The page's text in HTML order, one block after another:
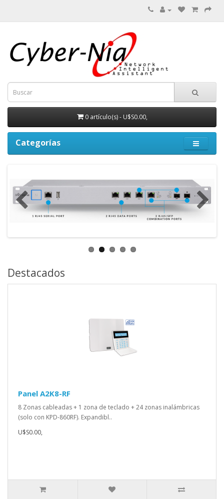
0 artículo(s) - U$S0.00,
Categorías
Destacados
Panel A2K8-RF
8 Zonas cableadas + 1 zona de teclado + 24 zonas inalámbricas
(solo con KPD-860RF). Expandibl..
U$S0.00,